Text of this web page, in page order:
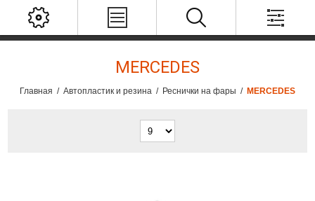
MERCEDES
Главная / Автопластик и резина / Реснички на фары / MERCEDES